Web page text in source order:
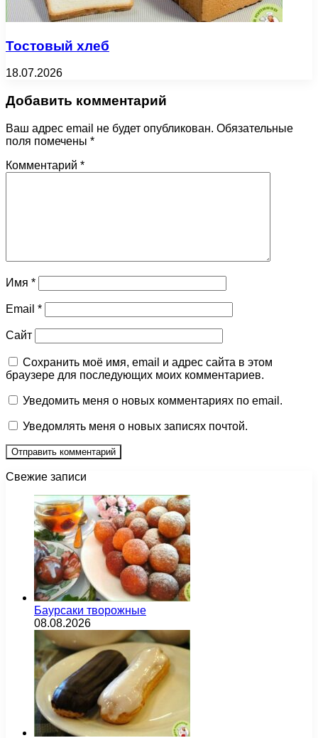
Тостовый хлеб
18.07.2026
Добавить комментарий
Ваш адрес email не будет опубликован. Обязательные
поля помечены *
Комментарий *
Имя *
Email *
Сайт
Сохранить моё имя, email и адрес сайта в этом
браузере для последующих моих комментариев.
Уведомить меня о новых комментариях по email.
Уведомлять меня о новых записях почтой.
Свежие записи
Баурсаки творожные
08.08.2026